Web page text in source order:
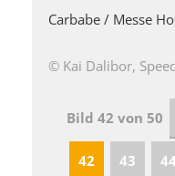
Carbabe / Messe
© Kai Dalibor,
Bild 42 von 50
42 43 44